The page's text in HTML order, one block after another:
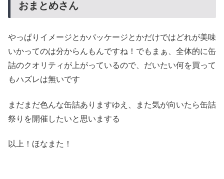
おまとめさん
やっぱりイメージとかパッケージとかだけではどれが美味
いかってのは分からんもんですね！でもまぁ、全体的に缶
詰のクオリティが上がっているので、だいたい何を買って
もハズレは無いです
まだまだ色んな缶詰ありますゆえ、また気が向いたら缶詰
祭りを開催したいと思いまする
以上！ほなまた！